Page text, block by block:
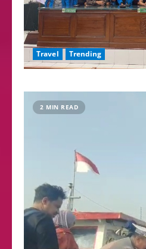
Travel Trending
2 MIN READ